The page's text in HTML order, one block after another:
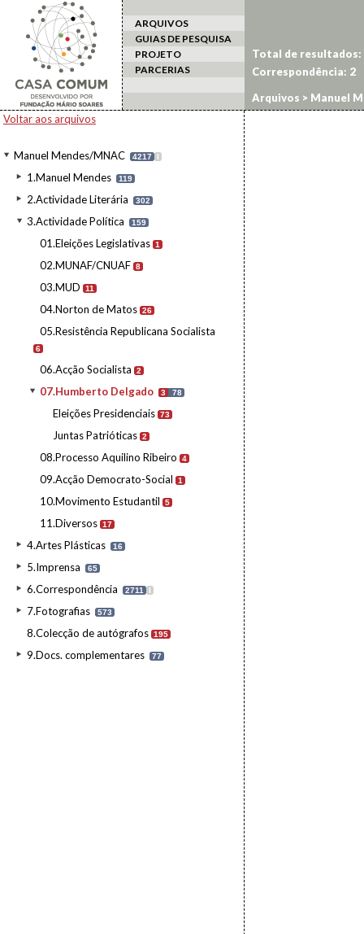
ARQUIVOS
GUIAS DE PESQUISA
PROJETO
PARCERIAS
Voltar aos arquivos
Manuel Mendes/MNAC 4217 I
1.Manuel Mendes 119
2.Actividade Literária 302
3.Actividade Política 159
01.Eleições Legislativas 1
02.MUNAF/CNUAF 8
03.MUD 11
04.Norton de Matos 26
05.Resistência Republicana Socialista
6
06.Acção Socialista 2
07.Humberto Delgado 3 78
Eleições Presidenciais 73
Juntas Patrióticas 2
08.Processo Aquilino Ribeiro 4
09.Acção Democrato-Social 1
10.Movimento Estudantil 5
11.Diversos 17
4.Artes Plásticas 16
5.Imprensa 65
6.Correspondência 2711 I
7.Fotografias 573
8.Colecção de autógrafos 195
9.Docs. complementares 77
Total de resultados:
Correspondência: 2
Arquivos > Manuel